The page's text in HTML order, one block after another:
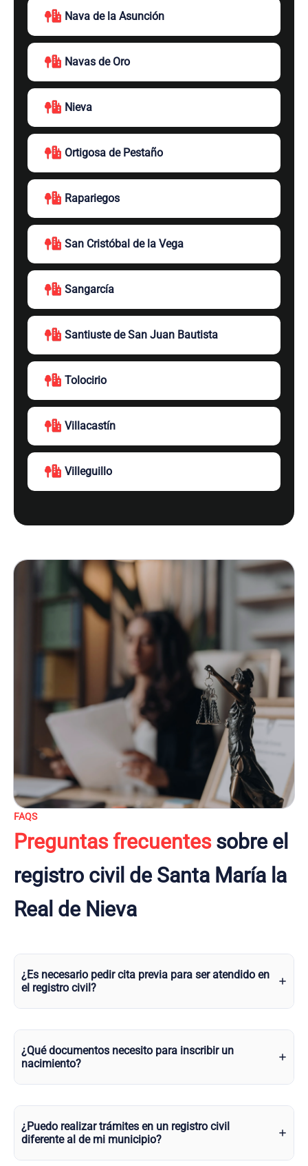
Nava de la Asunción
Navas de Oro
Nieva
Ortigosa de Pestaño
Rapariegos
San Cristóbal de la Vega
Sangarcía
Santiuste de San Juan Bautista
Tolocirio
Villacastín
Villeguillo
FAQS
Preguntas frecuentessobre el
registro civil de Santa María la
Real de Nieva
¿Es necesario pedir cita previa para ser atendido en
el registro civil?
¿Qué documentos necesito para inscribir un
nacimiento?
¿Puedo realizar trámites en un registro civil
diferente al de mi municipio?